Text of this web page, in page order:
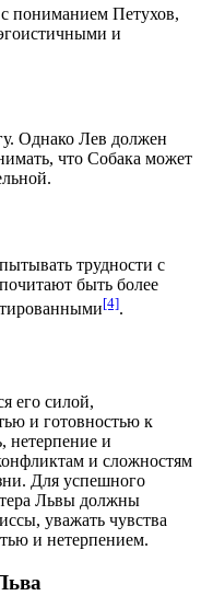
пониманием Петухов,
и
Однако Лев должен
что Собака может
трудности с
быть более
[4].
его силой,
и готовностью к
нетерпение и
и сложностям
Для успешного
Львы должны
уважать чувства
и нетерпением.